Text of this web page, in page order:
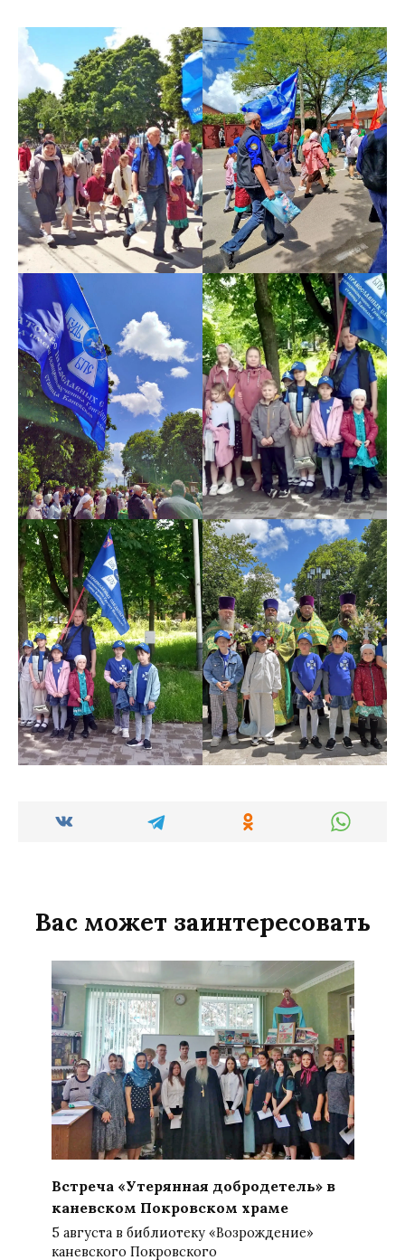
Вас может заинтересовать
Встреча «Утерянная добродетель» в
каневском Покровском храме
5 августа в библиотеку «Возрождение»
каневского Покровского